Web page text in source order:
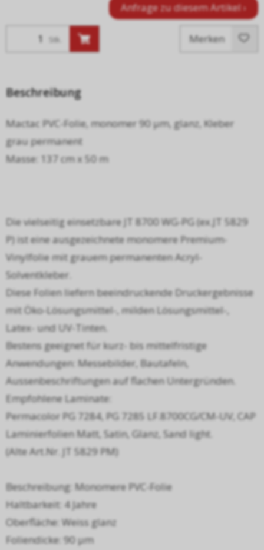
Anfrage zu diesem Artikel ›
Stk. Merken
Beschreibung
Mactac PVC-Folie, monomer 90 µm, glanz, Kleber
grau permanent
Masse: 137 cm x 50 m
Die vielseitig einsetzbare JT 8700 WG-PG (ex.JT 5829
P) ist eine ausgezeichnete monomere Premium-
Vinylfolie mit grauem permanenten Acryl-
Solventkleber.
Diese Folien liefern beeindruckende Druckergebnisse
mit Öko-Lösungsmittel-, milden Lösungsmittel-,
Latex- und UV-Tinten.
Bestens geeignet für kurz- bis mittelfristige
Anwendungen: Messebilder, Bautafeln,
Aussenbeschriftungen auf flachen Untergründen.
Empfohlene Laminate:
Permacolor PG 7284, PG 7285 LF.8700CG/CM-UV, CAP
Laminierfolien Matt, Satin, Glanz, Sand light.
(Alte Art.Nr. JT 5829 PM)
Beschreibung: Monomere PVC-Folie
Haltbarkeit: 4 Jahre
Oberfläche: Weiss glanz
Foliendicke: 90 µm